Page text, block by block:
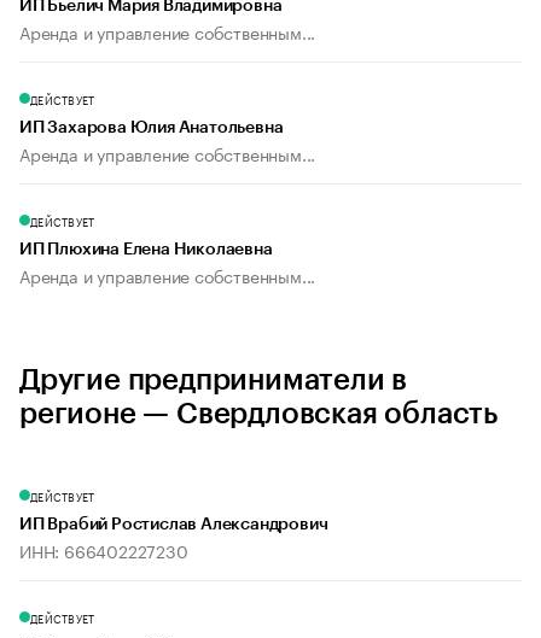
ИП Бьелич Мария Владимировна
Аренда и управление собственным...
ДЕЙСТВУЕТ
ИП Захарова Юлия Анатольевна
Аренда и управление собственным...
ДЕЙСТВУЕТ
ИП Плюхина Елена Николаевна
Аренда и управление собственным...
Другие предприниматели в
регионе — Свердловская область
ДЕЙСТВУЕТ
ИП Врабий Ростислав Александрович
ИНН: 666402227230
ДЕЙСТВУЕТ